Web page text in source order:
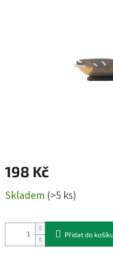
198 Kč
cena:
Skladem (>5 ks)
Přidat do košíku